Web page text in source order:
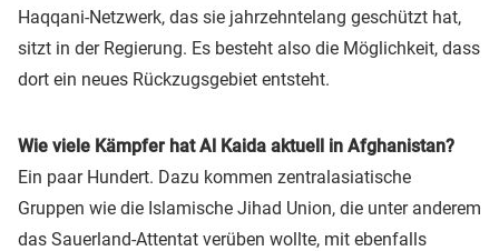
Haqqani-Netzwerk, das sie jahrzehntelang geschützt hat,
sitzt in der Regierung. Es besteht also die Möglichkeit, dass
dort ein neues Rückzugsgebiet entsteht.
Wie viele Kämpfer hat Al Kaida aktuell in Afghanistan?
Ein paar Hundert. Dazu kommen zentralasiatische
Gruppen wie die Islamische Jihad Union, die unter anderem
das Sauerland-Attentat verüben wollte, mit ebenfalls